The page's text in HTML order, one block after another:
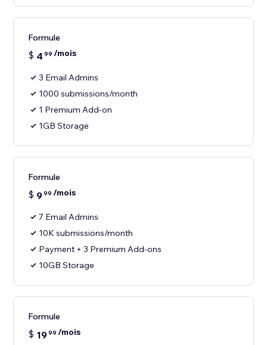
Formule
$ 4 99 /mois
3 Email Admins
1000 submissions/month
1 Premium Add-on
1GB Storage
Formule
$ 999 /mois
7 Email Admins
10K submissions/month
Payment + 3 Premium Add-ons
10GB Storage
Formule
$ 1999 /mois